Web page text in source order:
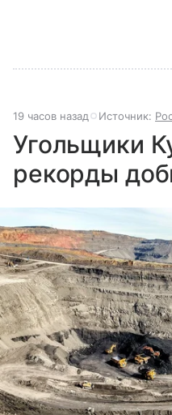
19 часов назад Источник:
Угольщики
рекорды